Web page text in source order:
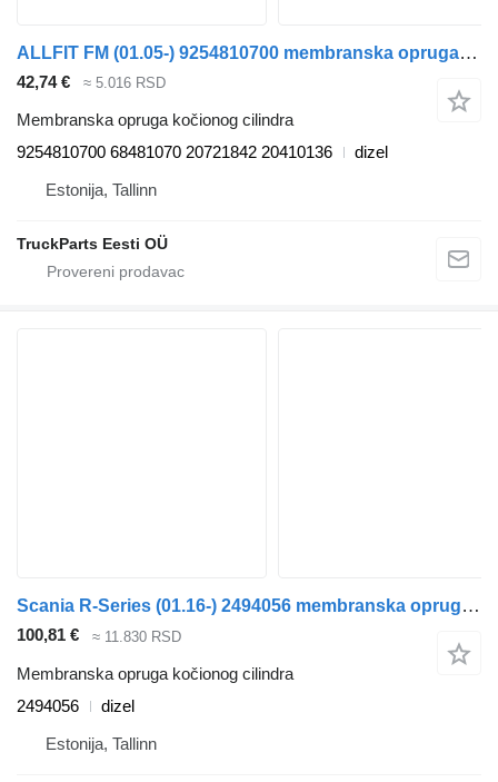
ALLFIT FM (01.05-) 9254810700 membranska opruga kočionog cilindra za Volvo FM7-FM12, FM, FMX (1998-2014) tegljača
42,74 € ≈ 5.016 RSD
Membranska opruga kočionog cilindra
9254810700 68481070 20721842 20410136
dizel
Estonija, Tallinn
TruckParts Eesti OÜ
Scania R-Series (01.16-) 2494056 membranska opruga kočionog cilindra za Scania L,P,G,R,S-series (2016-) tegljača
100,81 € ≈ 11.830 RSD
Membranska opruga kočionog cilindra
2494056
dizel
Estonija, Tallinn